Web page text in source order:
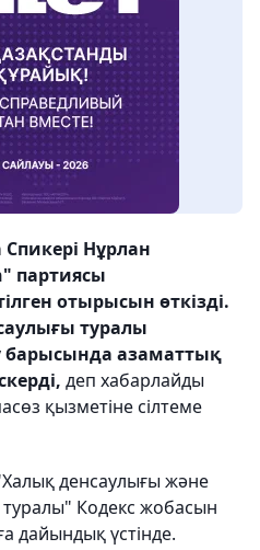
Спикері Нұрлан
партиясы
отырысын өткізді.
туралы
барысында азаматтық
деп хабарлайды
қызметіне сілтеме
денсаулығы және
туралы" Кодекс жобасын
дайындық үстінде.